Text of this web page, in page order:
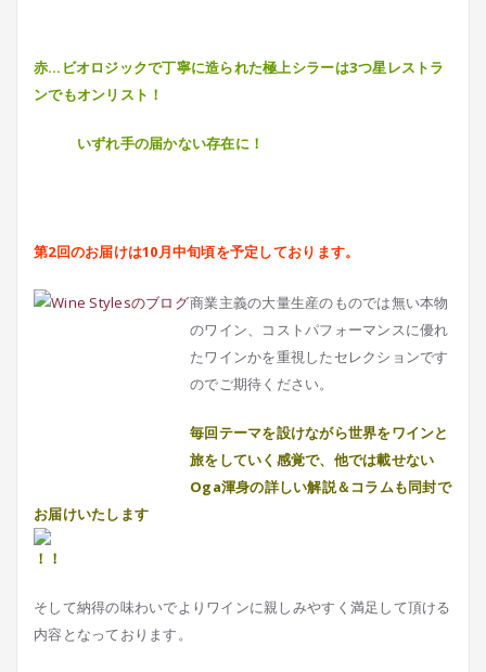
赤…ビオロジックで丁寧に造られた極上シラーは3つ星レストラ
ンでもオンリスト！
いずれ手の届かない存在に！
第2回のお届けは10月中旬頃を予定しております。
商業主義の大量生産のものでは無い本物
のワイン、コストパフォーマンスに優れ
たワインかを重視したセレクションです
のでご期待ください。
毎回テーマを設けながら世界をワインと
旅をしていく感覚で、他では載せない
Oga渾身の詳しい解説＆コラムも同封で
お届けいたします
そして納得の味わいでよりワインに親しみやすく満足して頂ける
内容となっております。